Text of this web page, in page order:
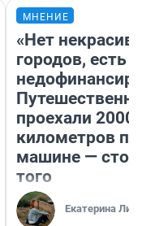
МНЕНИЕ
«Нет
городов, есть
проехали 2000
километров по
машине —
того
Екатерина